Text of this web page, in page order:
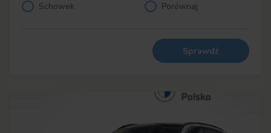
Schowek Porównaj
Sprawdź